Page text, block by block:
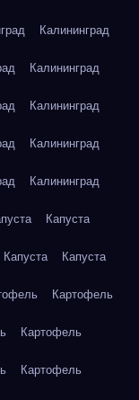
Калининград
Калининград
Калининград
Калининград
Калининград
Капуста
Капуста Капуста
Картофель
Картофель
Картофель